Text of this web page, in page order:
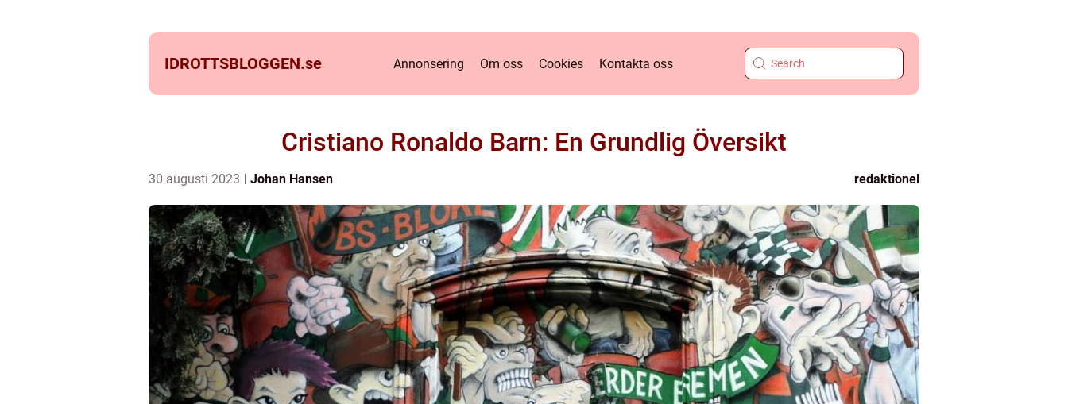
IDROTTSBLOGGEN.se Annonsering Om oss Cookies Kontakta oss
Cristiano Ronaldo Barn: En Grundlig Översikt
30 augusti 2023 Johan Hansen redaktionel